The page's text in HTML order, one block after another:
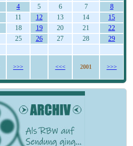
4 5 6 7
8
11 12 13 14
15
18 19 20 21
22
25 26 27 28
29
>>> <<< 2001 >>>